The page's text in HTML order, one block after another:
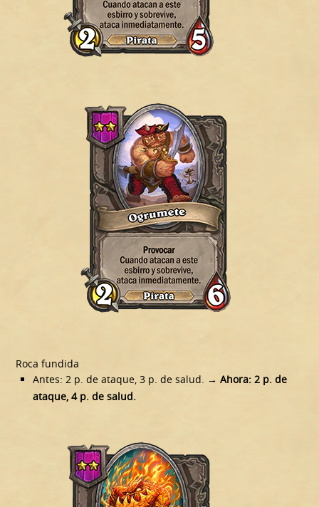
Roca fundida
Antes: 2 p. de ataque, 3 p. de salud. → Ahora: 2 p. de
ataque, 4 p. de salud.